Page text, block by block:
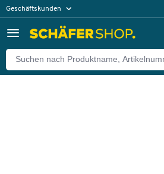
Geschäftskunden
Zurück